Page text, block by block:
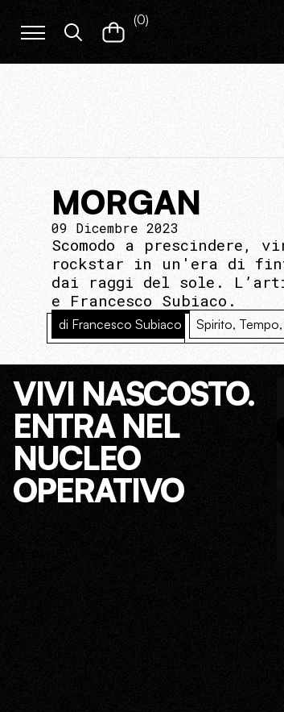
(0)
MORGAN
09 Dicembre 2023
Scomodo a
rockstar in un'era di
dai raggi del sole.
e Francesco Subiaco.
di Francesco Subiaco Spirito,
VIVI NASCOSTO.
ENTRA NEL
NUCLEO
OPERATIVO